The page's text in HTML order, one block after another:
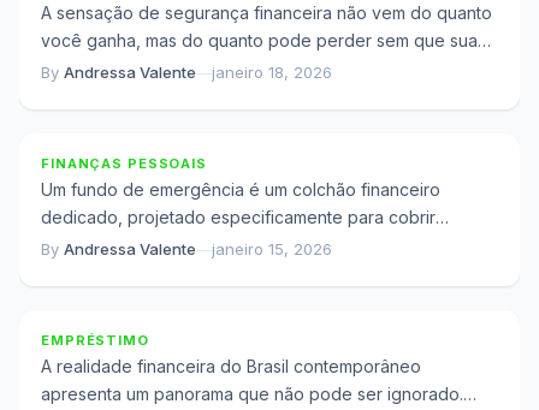
A sensação de segurança financeira não vem do quanto
você ganha, mas do quanto pode perder sem que sua
vida desmorone. Esse...
By Andressa Valente—janeiro 18, 2026
Quando a Emergência Chega e Você Não Tem
FINANÇAS PESSOAIS
Um fundo de emergência é um colchão financeiro
dedicado, projetado especificamente para cobrir
despesas inesperadas ou interrupções de renda.
By Andressa Valente—janeiro 15, 2026
Por Que Consolidar Dívidas Pode Deixar Você Mais
EMPRÉSTIMO
A realidade financeira do Brasil contemporâneo
apresenta um panorama que não pode ser ignorado.